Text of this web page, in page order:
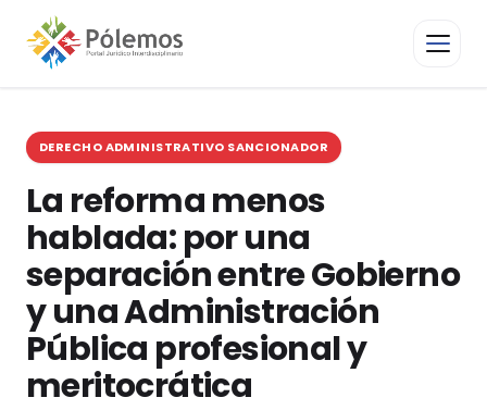
DERECHO ADMINISTRATIVO SANCIONADOR
La reforma menos
hablada: por una
separación entre Gobierno
y una Administración
Pública profesional y
meritocrática